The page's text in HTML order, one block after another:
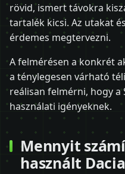
rövid, ismert távokra
tartalék kicsi. Az utakat
érdemes megtervezni.
A felmérésen a konkrét
a ténylegesen várható
reálisan felmérni, hogy a
használati igényeknek.
Mennyit
használt